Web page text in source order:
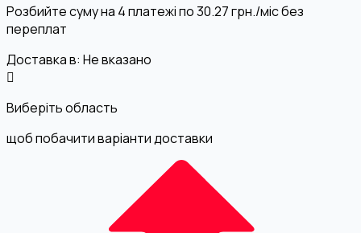
Розбийте суму на 4 платежі по30.27грн./міс без
переплат
Доставка в: Не вказано
Виберіть область
щоб побачити варіанти доставки